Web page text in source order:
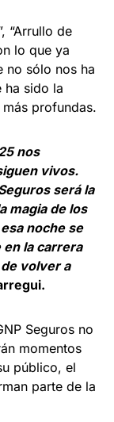
“Arrullo de
lo que ya
no sólo nos ha
ha sido la
profundas.
nos
vivos.
será la
magia de los
noche se
la carrera
volver a
Seguros no
momentos
público, el
parte de la